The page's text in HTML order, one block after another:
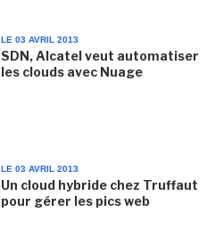
LE 03 AVRIL 2013
SDN, Alcatel veut automatiser
les clouds avec Nuage
LE 03 AVRIL 2013
Un cloud hybride chez Truffaut
pour gérer les pics web